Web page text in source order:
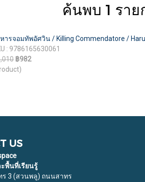
ค้นพบ 1 รา
ารจอมทัพอัศวิน / Killing Commendatore /
: 9786165630061
฿982
US
พื้นที่เรียนรู้
ร 3 (สวนพลู) ถนนสาทร